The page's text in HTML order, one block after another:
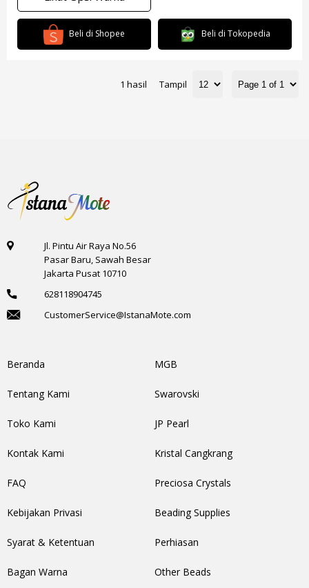
Beli di Shopee Beli di Tokopedia
1 hasil Tampil
Jl. Pintu Air Raya No.56
Pasar Baru, Sawah Besar
Jakarta Pusat 10710
628118904745
CustomerService@IstanaMote.com
Beranda
Tentang Kami
Toko Kami
Kontak Kami
FAQ
Kebijakan Privasi
Syarat & Ketentuan
Bagan Warna
MGB
Swarovski
JP Pearl
Kristal Cangkrang
Preciosa Crystals
Beading Supplies
Perhiasan
Other Beads